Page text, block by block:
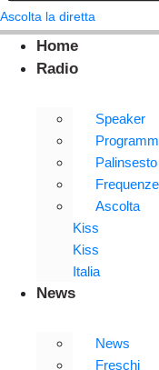
Ascolta la diretta
Home
Radio
Speaker
Palinsesto
Frequenze
Ascolta
Kiss
Kiss
Italia
News
News
Freschi